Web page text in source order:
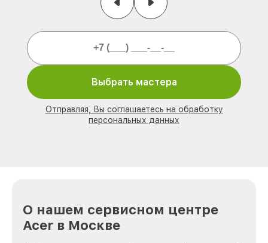
Выбрать мастера
Отправляя, Вы соглашаетесь на обработку
персональных данных
О нашем сервисном центре
Acer в Москве